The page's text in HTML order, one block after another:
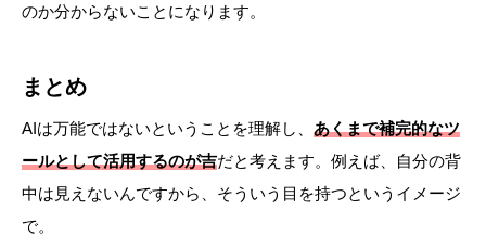
のか分からないことになります。
まとめ
AIは万能ではないということを理解し、 あくまで補完的なツ
ールとして活用するのが吉だと考えます。例えば、自分の背
中は見えないんですから、そういう目を持つというイメージ
で。